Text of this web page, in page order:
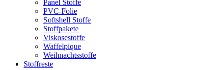
Panel Stoffe
PVC-Folie
Softshell Stoffe
Stoffpakete
Viskosestoffe
Waffelpique
Weihnachtsstoffe
Stoffreste